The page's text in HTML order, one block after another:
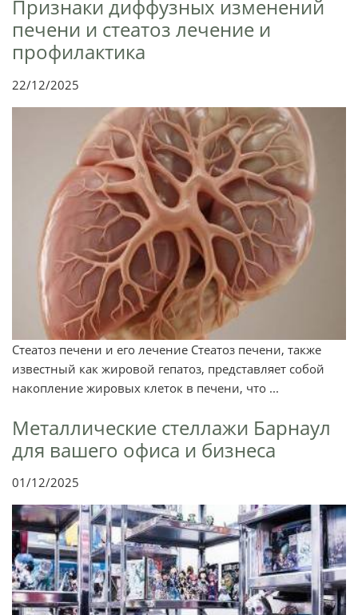
Признаки диффузных изменений
печени и стеатоз лечение и
профилактика
22/12/2025
Стеатоз печени и его лечение Стеатоз печени, также
известный как жировой гепатоз, представляет собой
накопление жировых клеток в печени, что ...
Металлические стеллажи Барнаул
для вашего офиса и бизнеса
01/12/2025